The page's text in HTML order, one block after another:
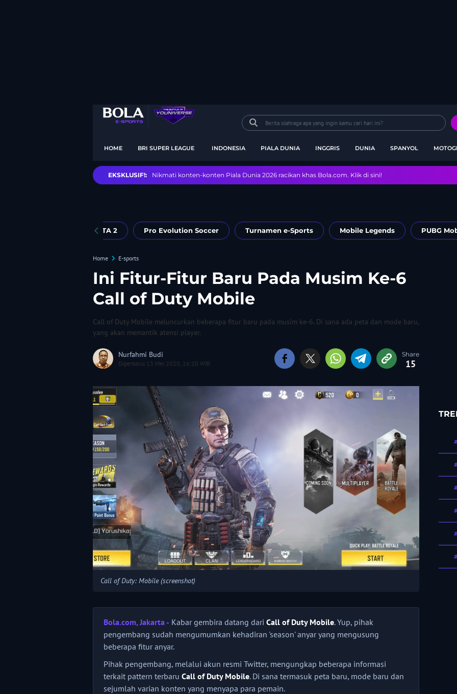
HOME BRI SUPER LEAGUE INDONESIA PIALA DUNIA INGGRIS DUNIA SPANYOL
EKSKLUSIF!: Nikmati konten-konten Piala Dunia 2026 racikan khas Bola.com. Klik di sini!
DOTA 2 Pro Evolution Soccer Turnamen e-Sports Mobile Legends PUBG
Home E-sports
Ini Fitur-Fitur Baru Pada Musim Ke-6
Call of Duty Mobile
Call of Duty Mobile meluncurkan beberapa fitur baru pada musim ke-6. Di sana ada peta dan mode baru,
yang akan memantik atensi player.
Nurfahmi Budi
Diperbarui 13 Mei 2020, 16:20 WIB 15
Call of Duty: Mobile (screenshot)
Bola.com, Jakarta - Kabar gembira datang dari Call of Duty Mobile. Yup, pihak
pengembang sudah mengumumkan kehadiran 'season' anyar yang mengusung
beberapa fitur anyar.
Pihak pengembang, melalui akun resmi Twitter, mengungkap beberapa informasi
terkait pattern terbaru Call of Duty Mobile. Di sana termasuk peta baru, mode baru dan
sejumlah varian konten yang menyapa para pemain.
#
#
#
#
#
#